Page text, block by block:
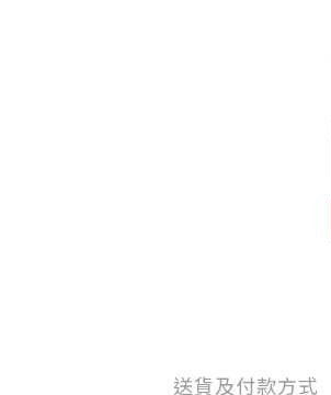
送貨及付款方式